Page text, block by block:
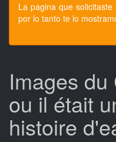
La pagina que
por lo tanto te lo
Images du
ou il était
histoire